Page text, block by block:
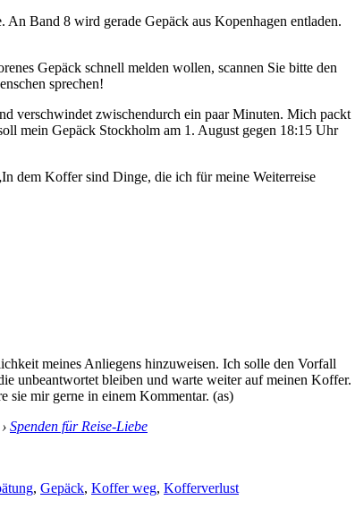
Band 8 wird gerade Gepäck aus Kopenhagen entladen.
Gepäck schnell melden wollen, scannen Sie bitte den
sprechen!
verschwindet zwischendurch ein paar Minuten. Mich packt
mein Gepäck Stockholm am 1. August gegen 18:15 Uhr
dem Koffer sind Dinge, die ich für meine Weiterreise
meines Anliegens hinzuweisen. Ich solle den Vorfall
unbeantwortet bleiben und warte weiter auf meinen Koffer.
sie mir gerne in einem Kommentar. (as)
Spenden für Reise-Liebe
, Gepäck, Koffer weg, Kofferverlust